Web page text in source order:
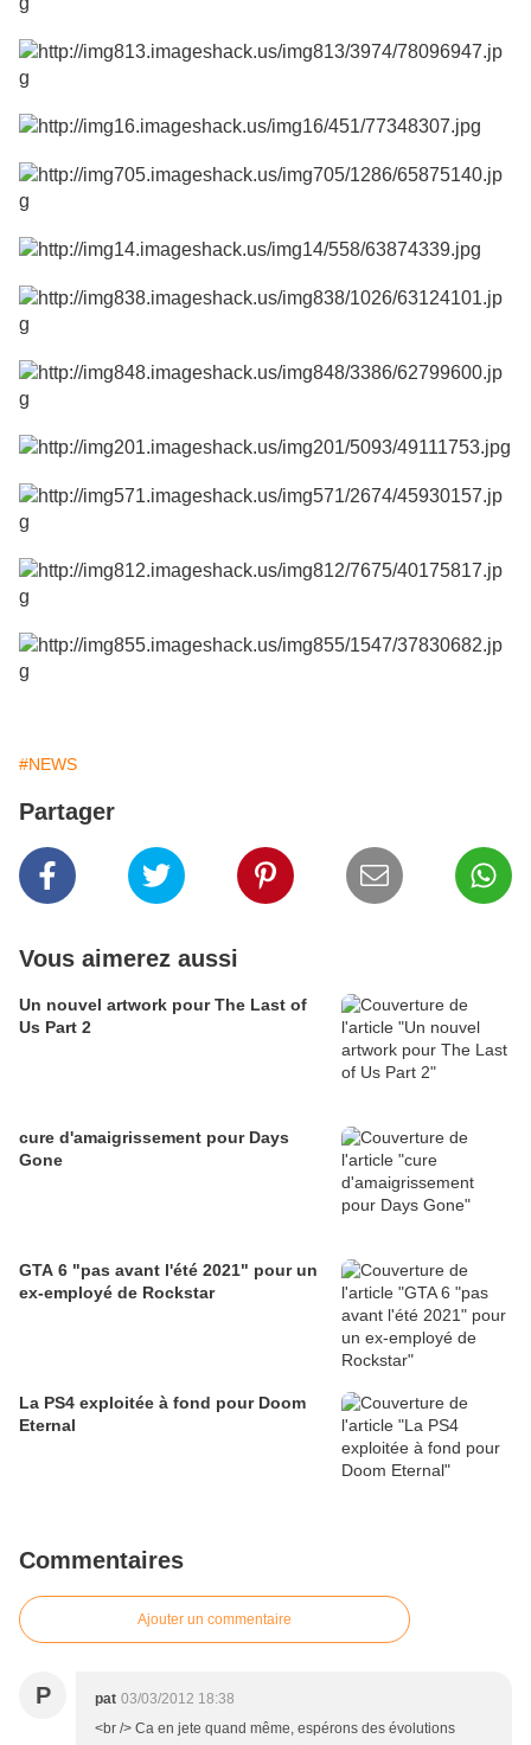
#NEWS
Partager
Vous aimerez aussi
Un nouvel artwork pour The Last of
Us Part 2
cure d'amaigrissement pour Days
Gone
GTA 6 "pas avant l'été 2021" pour un
ex-employé de Rockstar
La PS4 exploitée à fond pour Doom
Eternal
Commentaires
Ajouter un commentaire
P pat 03/03/2012 18:38
<br /> Ca en jete quand même, espérons des évolutions